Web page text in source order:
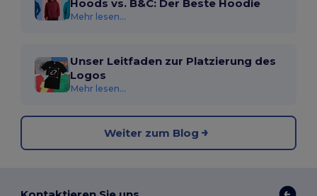
Hoods vs. B&C: Der Beste Hoodie
Mehr lesen...
Unser Leitfaden zur Platzierung des
Logos
Mehr lesen...
Weiter zum Blog